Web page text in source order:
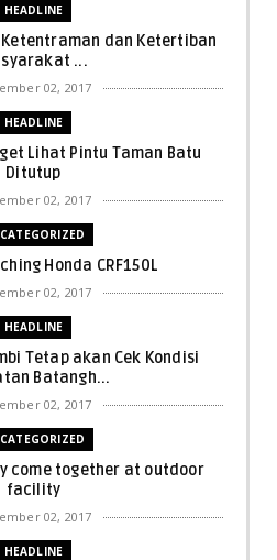
HEADLINE
Ketentraman dan Ketertiban
...
02, 2017
HEADLINE
Lihat Pintu Taman Batu
Ditutup
02, 2017
Honda CRF150L
02, 2017
HEADLINE
Tetap akan Cek Kondisi
Batangh...
02, 2017
come together at outdoor
facility
02, 2017
HEADLINE